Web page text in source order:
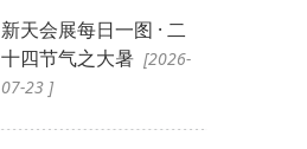
新天会展每日一图 · 二
十四节气之大暑 [2026-
07-23 ]